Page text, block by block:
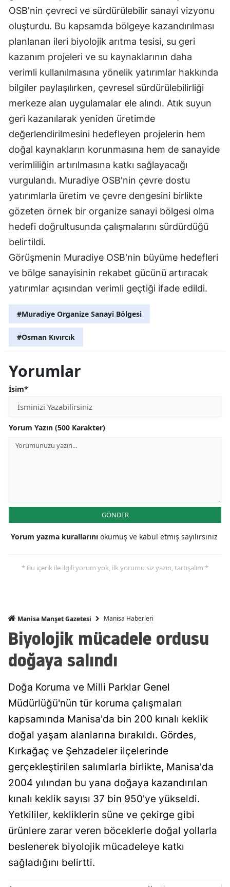
OSB'nin çevreci ve sürdürülebilir sanayi vizyonu
oluşturdu. Bu kapsamda bölgeye kazandırılması
planlanan ileri biyolojik arıtma tesisi, su geri
kazanım projeleri ve su kaynaklarının daha
verimli kullanılmasına yönelik yatırımlar hakkında
bilgiler paylaşılırken, çevresel sürdürülebilirliği
merkeze alan uygulamalar ele alındı. Atık suyun
geri kazanılarak yeniden üretimde
değerlendirilmesini hedefleyen projelerin hem
doğal kaynakların korunmasına hem de sanayide
verimliliğin artırılmasına katkı sağlayacağı
vurgulandı. Muradiye OSB'nin çevre dostu
yatırımlarla üretim ve çevre dengesini birlikte
gözeten örnek bir organize sanayi bölgesi olma
hedefi doğrultusunda çalışmalarını sürdürdüğü
belirtildi.
Görüşmenin Muradiye OSB'nin büyüme hedefleri
ve bölge sanayisinin rekabet gücünü artıracak
yatırımlar açısından verimli geçtiği ifade edildi.
#Muradiye Organize Sanayi Bölgesi
#Osman Kıvırcık
Yorumlar
İsim*
Yorum Yazın (500 Karakter)
GÖNDER
Yorum yazma kurallarını okumuş ve kabul etmiş sayılırsınız
* Bu içerik ile ilgili yorum yok, ilk yorumu siz yazın, tartışalım *
Manisa Manşet Gazetesi Manisa Haberleri
Biyolojik mücadele ordusu
doğaya salındı
Doğa Koruma ve Milli Parklar Genel
Müdürlüğü'nün tür koruma çalışmaları
kapsamında Manisa'da bin 200 kınalı keklik
doğal yaşam alanlarına bırakıldı. Gördes,
Kırkağaç ve Şehzadeler ilçelerinde
gerçekleştirilen salımlarla birlikte, Manisa'da
2004 yılından bu yana doğaya kazandırılan
kınalı keklik sayısı 37 bin 950'ye yükseldi.
Yetkililer, kekliklerin süne ve çekirge gibi
ürünlere zarar veren böceklerle doğal yollarla
beslenerek biyolojik mücadeleye katkı
sağladığını belirtti.